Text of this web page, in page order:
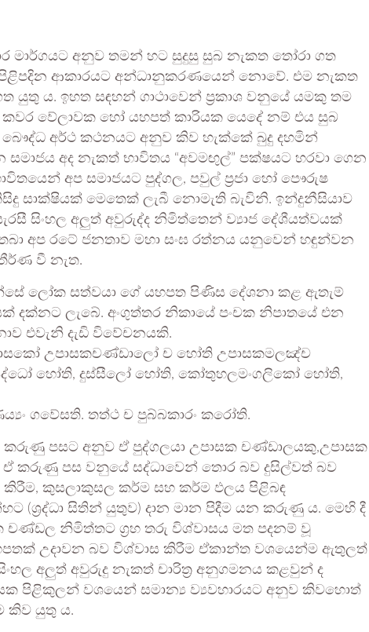
මාර්ගයට අනුව තමන් හට සුදුසු සුබ නැකත තෝරා ගත
ආකාරයට අන්ධානුකරණයෙන් නොවේ. එම නැකත
යුතු ය. ඉහත සඳහන් ගාථාවෙන් ප්‍රකාශ වනුයේ යමකු තම
කවර වේලාවක හෝ යහපත් කාරියක යෙදේ නම් එය සුබ
අර්ථ කථනයට අනුව කිව හැක්කේ බුදු දහමින්
අද නැකත් භාවිතය “අවමඟුල්” පක්ෂයට හරවා ගෙන
අප සමාජයට පුද්ගල, පවුල් ප්‍රජා හෝ පෞරුෂ
සාක්ෂියක් මෙතෙක් ලැබී නොමැති බැවිනි. ඉන්දුනීසියාව
සිංහල අලුත් අවුරුද්ද නිමිත්තෙන් ව්‍යාජ දේශීයත්වයක්
අප රටේ ජනතාව මහා සංඝ රත්නය යනුවෙන් හඳුන්වන
වී නැත.
ලෝක සත්වයා ගේ යහපත පිණිස දේශනා කළ ඇතැම්
දක්නට ලැබේ. අංගුත්තර නිකායේ පංචක නිපාතයේ එන
එවැනි දැඩි විවේචනයකි.
උපාසකචණ්ඩාලෝ ච හෝති උපාසකමලඤ්ච
හෝති, දුස්සීලෝ හෝති, කෝතුහලමංගලිකෝ හෝති,
ගවේසති. තත්ථ ච පුබ්බකාරං කරෝති.
කරුණු පසට අනුව ඒ පුද්ගලයා උපාසක චණ්ඩාලයකු,උපාසක
කරුණු පස වනුයේ සද්ධාවෙන් තොර බව දුසිල්වත් බව
කුසලාකුසල කර්ම සහ කර්ම ඵලය පිළිබඳ
සිතින් යුතුව) දාන මාන පිදීම යන කරුණු ය. මෙහි දී
නිමිත්තට ග්‍රහ තරු විශ්වාසය මත පදනම් වූ
උදාවන බව විශ්වාස කිරීම ඒකාන්ත වශයෙන්ම ඇතුලත්
අලුත් අවුරුදු නැකත් චාරිත්‍ර අනුගමනය කළවුන් ද
පිළිකුලන් වශයෙන් සමාන්‍ය ව්‍යවහාරයට අනුව කිවහොත්
කිව යුතු ය.